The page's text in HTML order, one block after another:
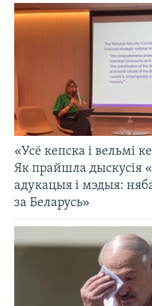
«Усё кепска і вельмі
Як прайшла дыскусія
адукацыя і мэдыя:
за Беларусь»